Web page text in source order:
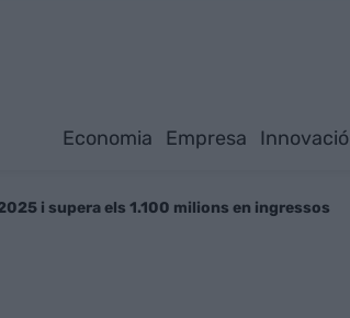
Economia Empresa Innovació
i supera els 1.100 milions en ingressos